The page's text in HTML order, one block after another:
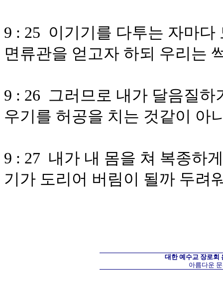
9 : 25 이기기를 다투는 자마
면류관을 얻고자 하되 우리는
9 : 26 그러므로 내가 달음질
우기를 허공을 치는 것같이 아
9 : 27 내가 내 몸을 쳐 복종하
기가 도리어 버림이 될까 두려
대한 예수교 장로회
아름다운